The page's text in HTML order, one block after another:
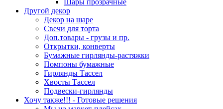
Другой декор
Декор на шаре
Свечи для торта
Доп.товары - грузы и пр.
Открытки, конверты
Бумажные гирлянды-растяжки
Помпоны бумажные
Гирлянды Тассел
Хвосты Тассел
Подвески-гирлянды
Хочу также!!! - Готовые решения